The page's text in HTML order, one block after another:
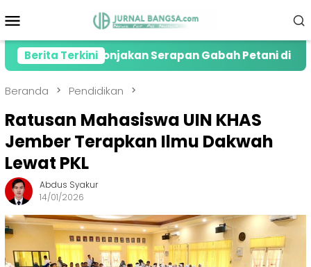
ke
Mobile
Berita Terkini
Lonjakan Serapan Gabah Petani di Jember
Beranda Pendidikan
Ratusan Mahasiswa UIN KHAS
Jember Terapkan Ilmu Dakwah
Lewat PKL
Abdus Syakur
14/01/2026